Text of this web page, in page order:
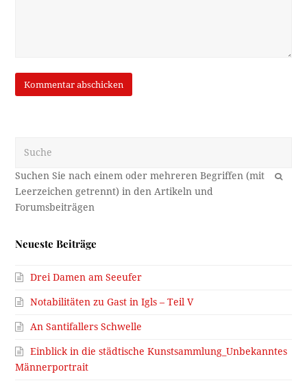
OK
Neueste Beiträge
Drei Damen am Seeufer
Notabilitäten zu Gast in Igls – Teil V
An Santifallers Schwelle
Einblick in die städtische Kunstsammlung_Unbekanntes
Männerportrait